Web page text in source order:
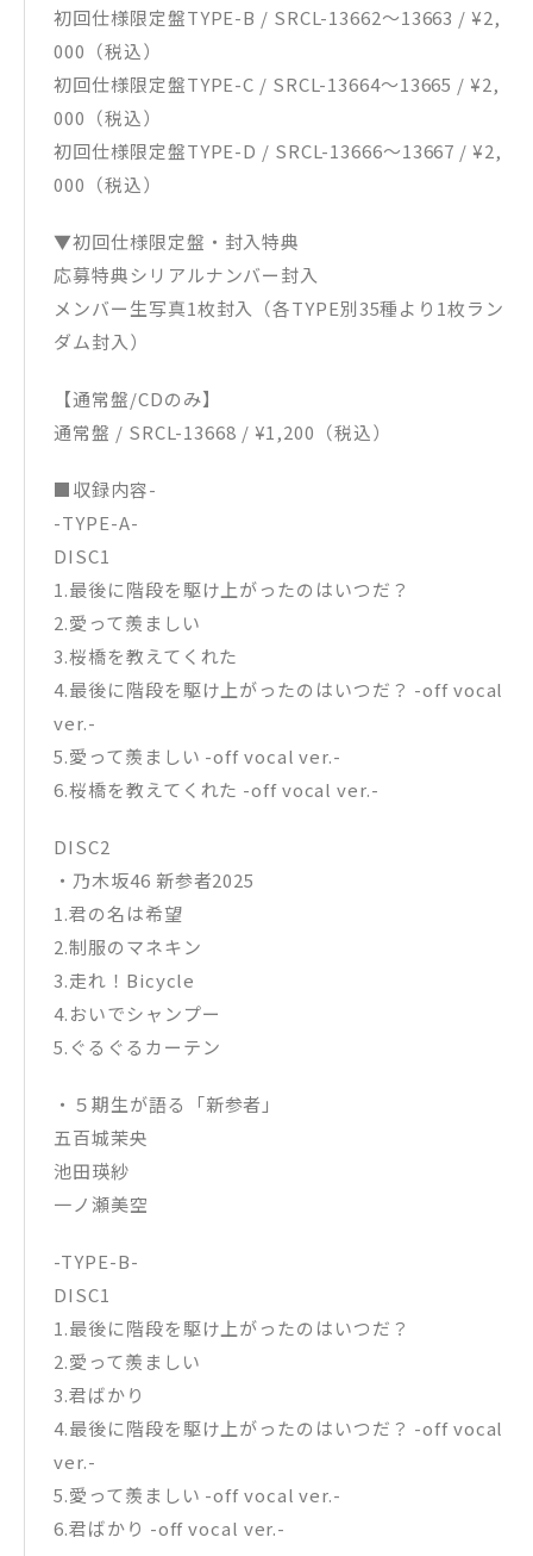
初回仕様限定盤TYPE-B / SRCL-13662～13663 / ¥2,
000（税込）
初回仕様限定盤TYPE-C / SRCL-13664～13665 / ¥2,
000（税込）
初回仕様限定盤TYPE-D / SRCL-13666～13667 / ¥2,
000（税込）
▼初回仕様限定盤・封入特典
応募特典シリアルナンバー封入
メンバー生写真1枚封入（各TYPE別35種より1枚ラン
ダム封入）
【通常盤/CDのみ】
通常盤 / SRCL-13668 / ¥1,200（税込）
■収録内容-
-TYPE-A-
DISC1
1.最後に階段を駆け上がったのはいつだ？
2.愛って羨ましい
3.桜橋を教えてくれた
4.最後に階段を駆け上がったのはいつだ？ -off vocal
ver.-
5.愛って羨ましい -off vocal ver.-
6.桜橋を教えてくれた -off vocal ver.-
DISC2
・乃木坂46 新参者2025
1.君の名は希望
2.制服のマネキン
3.走れ！Bicycle
4.おいでシャンプー
5.ぐるぐるカーテン
・５期生が語る「新参者」
五百城茉央
池田瑛紗
一ノ瀬美空
-TYPE-B-
DISC1
1.最後に階段を駆け上がったのはいつだ？
2.愛って羨ましい
3.君ばかり
4.最後に階段を駆け上がったのはいつだ？ -off vocal
ver.-
5.愛って羨ましい -off vocal ver.-
6.君ばかり -off vocal ver.-